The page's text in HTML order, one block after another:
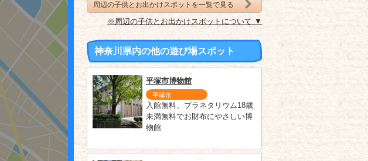
周辺の子供とお出かけスポットを一覧で見る
※周辺の子供とお出かけスポットについて ▼
神奈川県内の他の遊び場スポット
平塚市博物館
平塚市
入館無料、プラネタリウム18歳
未満無料でお財布にやさしい博
物館